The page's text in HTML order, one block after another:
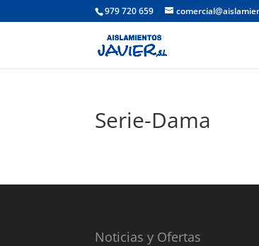
979 720 659
Serie-Dama
Noticias y Ofertas